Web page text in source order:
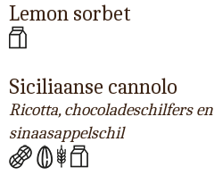
Lemon sorbet
Siciliaanse cannolo
Ricotta, chocoladeschilfers en
sinaasappelschil